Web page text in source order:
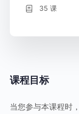
课程目标
当您参与本课程时
35 课